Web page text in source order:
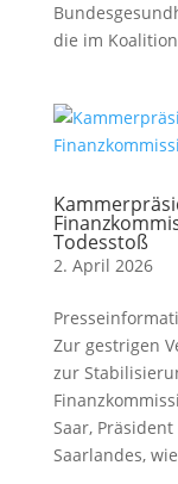
die im
Todesstoß
2. April 2026
Zur gestrigen
zur
Saar,
Saarlandes,